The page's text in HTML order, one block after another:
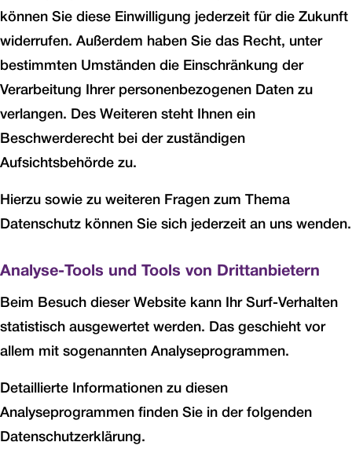
können Sie diese Einwilligung jederzeit für die Zukunft
widerrufen. Außerdem haben Sie das Recht, unter
bestimmten Umständen die Einschränkung der
Verarbeitung Ihrer personenbezogenen Daten zu
verlangen. Des Weiteren steht Ihnen ein
Beschwerderecht bei der zuständigen
Aufsichtsbehörde zu.
Hierzu sowie zu weiteren Fragen zum Thema
Datenschutz können Sie sich jederzeit an uns wenden.
Analyse-Tools und Tools von Dritt­anbietern
Beim Besuch dieser Website kann Ihr Surf-Verhalten
statistisch ausgewertet werden. Das geschieht vor
allem mit sogenannten Analyseprogrammen.
Detaillierte Informationen zu diesen
Analyseprogrammen finden Sie in der folgenden
Datenschutzerklärung.